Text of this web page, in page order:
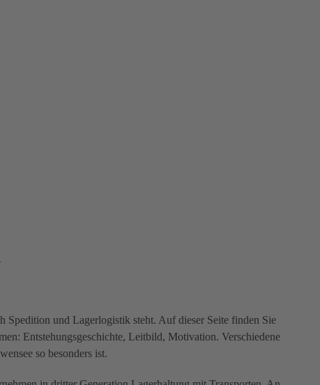
Spedition und Lagerlogistik steht. Auf dieser Seite finden Sie
Entstehungsgeschichte, Leitbild, Motivation. Verschiedene
so besonders ist.